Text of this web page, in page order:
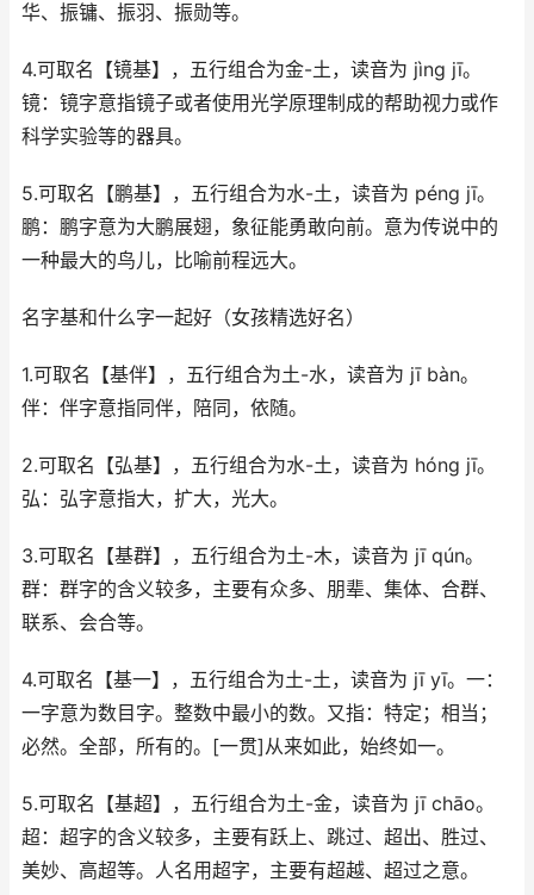
华、振镛、振羽、振勋等。
4.可取名【镜基】，五行组合为金-土，读音为 jìng jī。
镜：镜字意指镜子或者使用光学原理制成的帮助视力或作
科学实验等的器具。
5.可取名【鹏基】，五行组合为水-土，读音为 péng jī。
鹏：鹏字意为大鹏展翅，象征能勇敢向前。意为传说中的
一种最大的鸟儿，比喻前程远大。
名字基和什么字一起好（女孩精选好名）
1.可取名【基伴】，五行组合为土-水，读音为 jī bàn。
伴：伴字意指同伴，陪同，依随。
2.可取名【弘基】，五行组合为水-土，读音为 hóng jī。
弘：弘字意指大，扩大，光大。
3.可取名【基群】，五行组合为土-木，读音为 jī qún。
群：群字的含义较多，主要有众多、朋辈、集体、合群、
联系、会合等。
4.可取名【基一】，五行组合为土-土，读音为 jī yī。一：
一字意为数目字。整数中最小的数。又指：特定；相当；
必然。全部，所有的。[一贯]从来如此，始终如一。
5.可取名【基超】，五行组合为土-金，读音为 jī chāo。
超：超字的含义较多，主要有跃上、跳过、超出、胜过、
美妙、高超等。人名用超字，主要有超越、超过之意。